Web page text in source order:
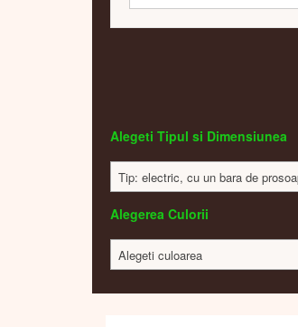
Alegeti Tipul si Dimensiunea
Tip: electric, cu un bara de
Alegerea Culorii
Alegeti culoarea